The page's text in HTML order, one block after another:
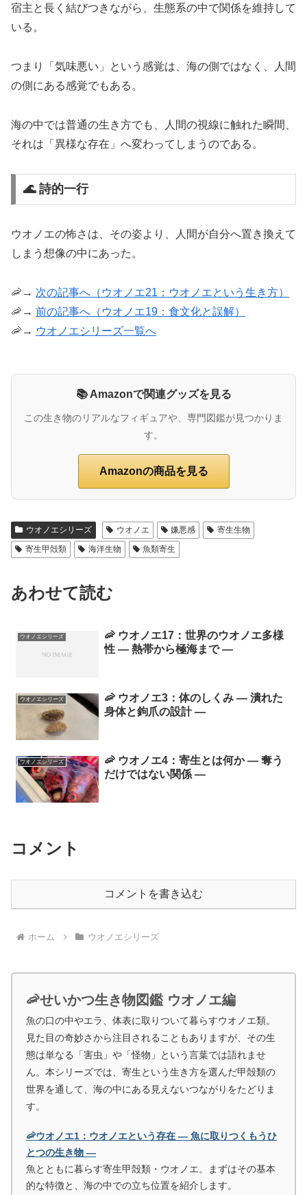
宿主と長く結びつきながら、生態系の中で関係を維持して
いる。
つまり「気味悪い」という感覚は、海の側ではなく、人間
の側にある感覚でもある。
海の中では普通の生き方でも、人間の視線に触れた瞬間、
それは「異様な存在」へ変わってしまうのである。
🌊 詩的一行
ウオノエの怖さは、その姿より、人間が自分へ置き換えて
しまう想像の中にあった。
🦐→ 次の記事へ（ウオノエ21：ウオノエという生き方）
🦐→ 前の記事へ（ウオノエ19：食文化と誤解）
🦐→ ウオノエシリーズ一覧へ
📚 Amazonで関連グッズを見る
この生き物のリアルなフィギュアや、専門図鑑が見つかりま
す。
Amazonの商品を見る
ウオノエシリーズ ウオノエ 嫌悪感
寄生生物
寄生甲殻類
海洋生物 魚類寄生
あわせて読む
ウオノエシリーズ
🦐 ウオノエ17：世界のウオノエ多様
性 ― 熱帯から極海まで ―
ウオノエシリーズ
🦐 ウオノエ3：体のしくみ ― 潰れた
身体と鉤爪の設計 ―
ウオノエシリーズ
🦐 ウオノエ4：寄生とは何か ― 奪う
だけではない関係 ―
コメント
コメントを書き込む
ホーム ウオノエシリーズ
🦐せいかつ生き物図鑑 ウオノエ編
魚の口の中やエラ、体表に取りついて暮らすウオノエ類。
見た目の奇妙さから注目されることもありますが、その生
態は単なる「害虫」や「怪物」という言葉では語れませ
ん。本シリーズでは、寄生という生き方を選んだ甲殻類の
世界を通して、海の中にある見えないつながりをたどりま
す。
🦐ウオノエ1：ウオノエという存在 ― 魚に取りつくもうひ
とつの生き物 ―
魚とともに暮らす寄生甲殻類・ウオノエ。まずはその基本
的な特徴と、海の中での立ち位置を紹介します。